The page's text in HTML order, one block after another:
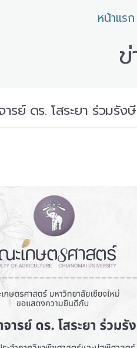
หน้าแรก
ย์ ดร. โสระยา ร่วมรัง